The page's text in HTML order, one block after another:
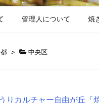
管理人について 焼
> 中央区
りカルチャー自由が丘「